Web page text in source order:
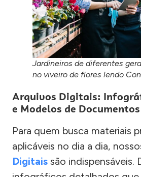
Jardineiros de diferentes
no viveiro de flores lendo
Arquivos Digitais:
e Modelos de Documentos
Para quem busca materiais
aplicáveis no dia a dia,
Digitais são indispensáveis.